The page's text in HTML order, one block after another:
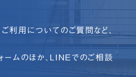
利用についてのご質問など、
ームのほか、LINEでのご相談